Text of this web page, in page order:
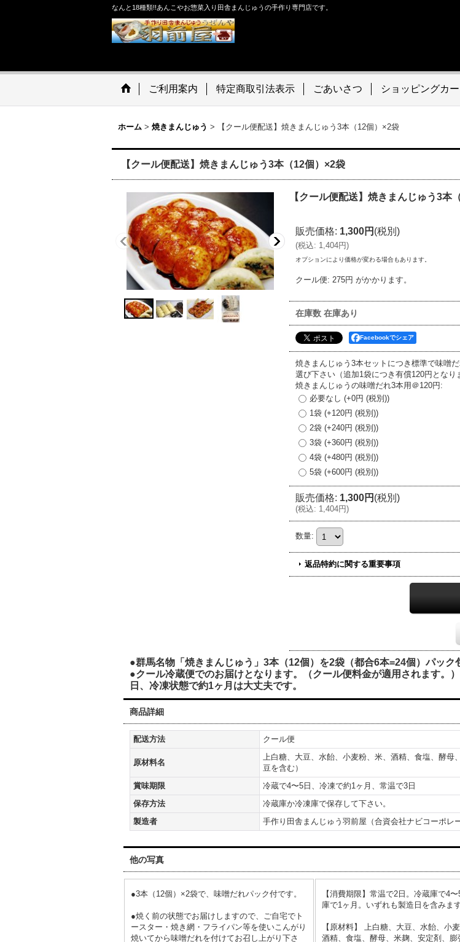
なんと18種類!!あんこやお惣菜入り田舎まんじゅうの手作り専門店です。
ご利用案内 特定商取引法表示 ごあいさつ ショッピングカー
ホーム > 焼きまんじゅう > 【クール便配送】焼きまんじゅう3本（12個）×2袋
【クール便配送】焼きまんじゅう3本（12個）×2袋
【クール便配送】焼きまんじゅう3本
販売価格: 1,300円 (税別)
(税込: 1,404円)
オプションにより価格が変わる場合もあります。
クール便: 275円 がかかります。
在庫数 在庫あり
Facebookでシェア
焼きまんじゅう3本セットにつき標準で味噌
選び下さい（追加1袋につき有償120円となり
焼きまんじゅうの味噌だれ3本用＠120円 :
必要なし (+0円 (税別))
1袋 (+120円 (税別))
2袋 (+240円 (税別))
3袋 (+360円 (税別))
4袋 (+480円 (税別))
5袋 (+600円 (税別))
販売価格: 1,300円 (税別)
(税込: 1,404円)
数量:
返品特約に関する重要事項
●群馬名物「焼きまんじゅう」3本（12個）を2袋（都合6本=24個）パック
●クール冷蔵便でのお届けとなります。（クール便料金が適用されます。
日、冷凍状態で約1ヶ月は大丈夫です。
商品詳細
配送方法 クール便
原材料名
上白糖、大豆、水飴、小麦粉、米、酒精、食塩、酵
豆を含む）
賞味期限
冷蔵で4〜5日、冷凍で約1ヶ月、常温で3日
保存方法
冷蔵庫か冷凍庫で保存して下さい。
製造者
手作り田舎まんじゅう羽前屋（合資会社ナビコーポレ
他の写真
●3本（12個）×2袋で、味噌だれパック付です。
●焼く前の状態でお届けしますので、ご自宅でト
ースター・焼き網・フライパン等を使いこんがり
焼いてから味噌だれを付けてお召し上がり下さ
【消費期限】常温で2日。冷蔵庫で4
庫で1ヶ月。いずれも製造日を含みます
【原材料】 上白糖、大豆、水飴、小麦
酒精、食塩、酵母、米麹、安定剤、膨